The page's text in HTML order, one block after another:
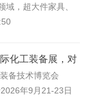
域，超大件家具、
输始终存在多重现
化工装备展，对
备采购
备技术博览会
年9月21-23日